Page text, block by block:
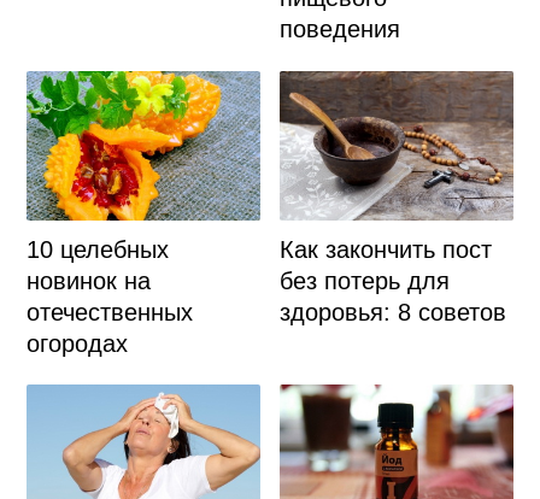
поведения
10 целебных
новинок на
отечественных
огородах
Как закончить пост
без потерь для
здоровья: 8 советов